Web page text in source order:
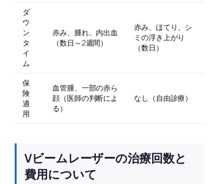
ダ
ウ
ン
タ
イ
ム
赤み、腫れ、内出血
（数日～2週間）
赤み、ほてり、シ
ミの浮き上がり
（数日）
保
険
適
用
血管腫、一部の赤ら
顔（医師の判断によ
る）
なし（自由診療）
Vビームレーザーの治療回数と
費用について